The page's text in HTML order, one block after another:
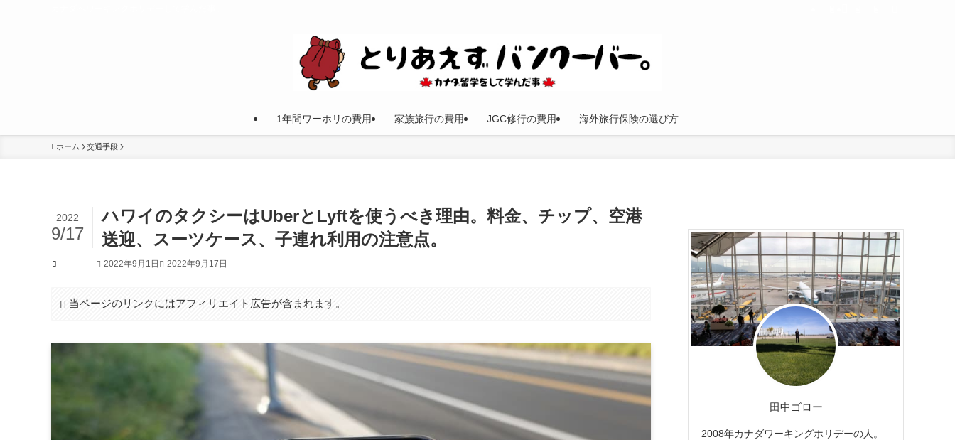
1年間ワーホリの費用 家族旅行の費用 JGC修行の費用 海外旅行保険の選び方
ホーム 交通手段
ハワイのタクシーはUberとLyftを使うべき理由。料金、チップ、空港
送迎、スーツケース、子連れ利用の注意点。
2022
9/17
2022年9月1日 2022年9月17日
当ページのリンクにはアフィリエイト広告が含まれます。
田中ゴロー
2008年カナダワーキングホリデーの人。